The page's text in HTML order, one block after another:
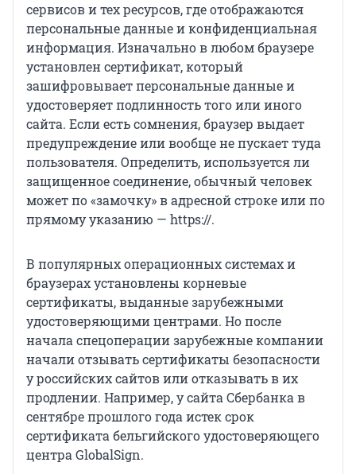
сервисов и тех ресурсов, где отображаются
персональные данные и конфиденциальная
информация. Изначально в любом браузере
установлен сертификат, который
зашифровывает персональные данные и
удостоверяет подлинность того или иного
сайта. Если есть сомнения, браузер выдает
предупреждение или вообще не пускает туда
пользователя. Определить, используется ли
защищенное соединение, обычный человек
может по «замочку» в адресной строке или по
прямому указанию — https://.
В популярных операционных системах и
браузерах установлены корневые
сертификаты, выданные зарубежными
удостоверяющими центрами. Но после
начала спецоперации зарубежные компании
начали отзывать сертификаты безопасности
у российских сайтов или отказывать в их
продлении. Например, у сайта Сбербанка в
сентябре прошлого года истек срок
сертификата бельгийского удостоверяющего
центра GlobalSign.